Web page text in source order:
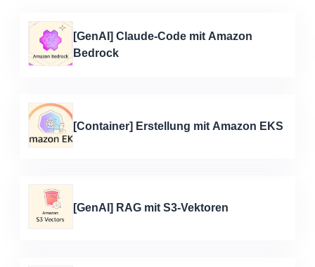
[GenAI] Claude-Code mit Amazon
Bedrock
[Container] Erstellung mit Amazon EKS
[GenAI] RAG mit S3-Vektoren